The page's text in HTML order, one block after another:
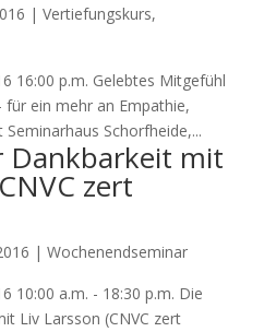
| Vertiefungskurs,
16:00 p.m. Gelebtes Mitgefühl
ein mehr an Empathie,
Schorfheide,...
Dankbarkeit mit
zert
| Wochenendseminar
10:00 a.m. - 18:30 p.m. Die
Liv Larsson (CNVC zert